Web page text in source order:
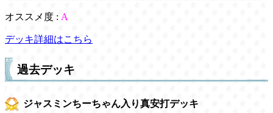
オススメ度 : A
デッキ詳細はこちら
過去デッキ
ジャスミンちーちゃん入り真安打デッキ